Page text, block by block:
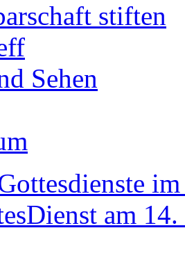
stiften
Sehen
am